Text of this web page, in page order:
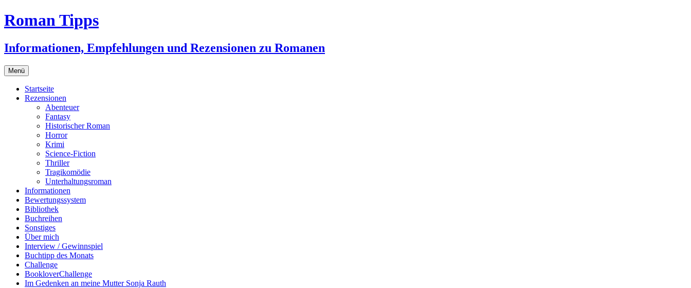
Zum
Inhalt
Roman Tipps
Informationen, Empfehlungen und Rezensionen zu Romanen
Menü
Startseite
Rezensionen
Abenteuer
Fantasy
Historischer Roman
Horror
Krimi
Science-Fiction
Thriller
Tragikomödie
Unterhaltungsroman
Informationen
Bewertungssystem
Bibliothek
Buchreihen
Sonstiges
Über mich
Interview / Gewinnspiel
Buchtipp des Monats
Challenge
BookloverChallenge
Im Gedenken an meine Mutter Sonja Rauth